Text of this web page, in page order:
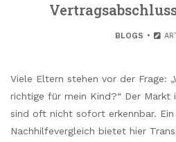
BLOGS
Viele Eltern stehen vor der Frage:
richtige für mein Kind?“ Der Markt
sind oft nicht sofort erkennbar.
Nachhilfevergleich bietet hier